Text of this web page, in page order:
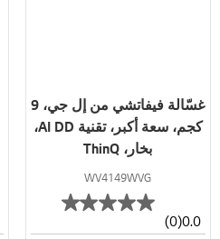
غسّالة فيفاتشي من إل جي، 9
كجم، سعة أكبر، تقنية AI DD،
بخار، ThinQ
WV4149WVG
0.0
(0)